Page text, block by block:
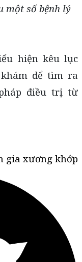
một số bệnh lý
hiện kêu lục
để tìm ra
điều trị từ
gia xương khớp